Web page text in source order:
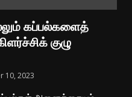
கப்பல்களைத்
குழு
10, 2023